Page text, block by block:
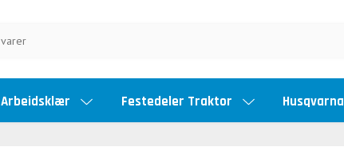
Arbeidsklær Festedeler Traktor Husqvarna